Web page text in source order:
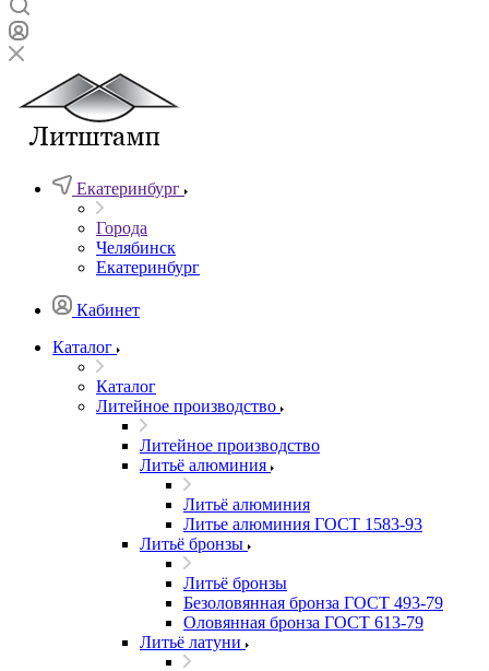
Екатеринбург
Города
Челябинск
Екатеринбург
Кабинет
Каталог
Каталог
Литейное производство
Литейное производство
Литьё алюминия
Литьё алюминия
Литье алюминия ГОСТ 1583-93
Литьё бронзы
Литьё бронзы
Безоловянная бронза ГОСТ 493-79
Оловянная бронза ГОСТ 613-79
Литьё латуни